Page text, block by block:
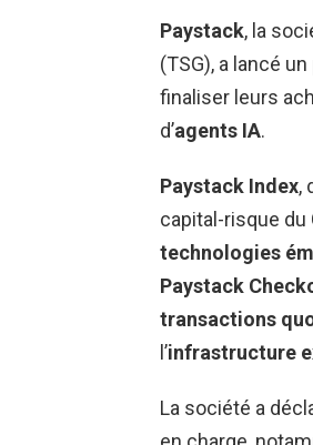
Paystack, la
(TSG), a lancé
finaliser leurs
d’agents IA.
Paystack Index,
capital-risque du
technologies
Paystack
transactions
l’infrastructure
La société a